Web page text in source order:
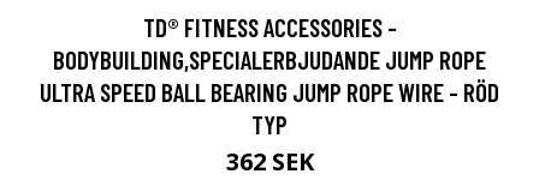
TD® FITNESS ACCESSORIES -
BODYBUILDING,SPECIALERBJUDANDE JUMP ROPE
ULTRA SPEED BALL BEARING JUMP ROPE WIRE - RÖD
TYP
362 SEK